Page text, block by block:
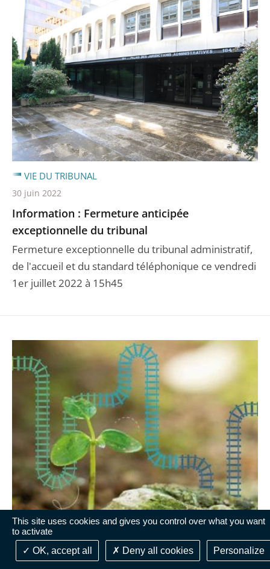
This site uses cookies and gives you control over what you want
to activate
OK, accept all
Deny all cookies Personalize
Information : Fermeture anticipée
exceptionnelle du tribunal
Fermeture exceptionnelle du tribunal administratif,
de l'accueil et du standard téléphonique ce vendredi
1er juillet 2022 à 15h45
VIE DU TRIBUNAL
30 juin 2022
ÉVÉNEMENT
01 avril 2022